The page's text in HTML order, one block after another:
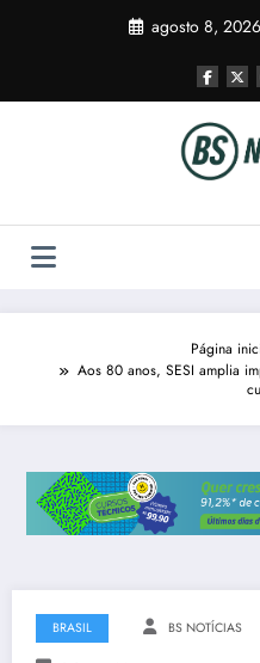
agosto 8, 2026
Página
Aos 80 anos, SESI amplia
BRASIL BS NOTÍCIAS